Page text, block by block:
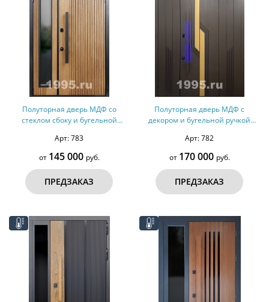
Полуторная дверь МДФ со
стеклом сбоку и бугельной
оцинкованная сталь)
Арт: 783
от 145 000 руб.
ПРЕДЗАКАЗ
Полуторная дверь МДФ с
декором и бугельной ручкой
Арт: 782
от 170 000 руб.
ПРЕДЗАКАЗ